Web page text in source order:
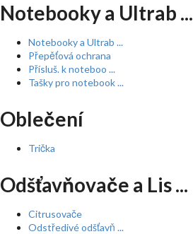
Notebooky a Ultrab ...
Notebooky a Ultrab ...
Přepěťová ochrana
Přísluš. k noteboo ...
Tašky pro notebook ...
Oblečení
Trička
Odšťavňovače a Lis ...
Citrusovače
Odstředivé odšťavň ...